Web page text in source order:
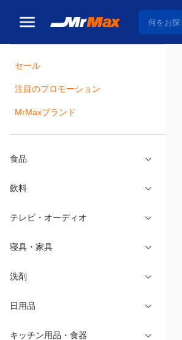
セール
注目のプロモーション
MrMaxブランド
食品
飲料